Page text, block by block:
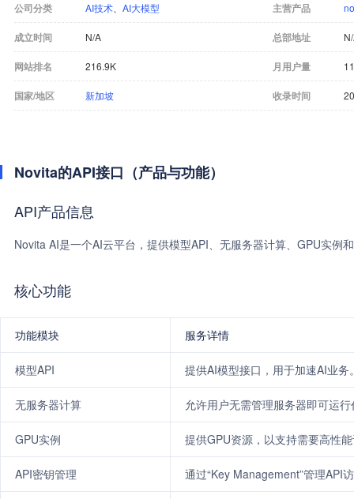
公司分类 AI技术 AI大模型 主营产品
成立时间 N/A 总部地址
网站排名 216.9K 月用户量
国家/地区 新加坡 收录时间
Novita的API接口（产品与功能）
API产品信息
Novita AI是一个AI云平台，提供模型API、无服务器计算、GPU实例
核心功能
功能模块 服务详情
模型API 提供AI模型接口，用于加速AI业务
无服务器计算 允许用户无需管理服务器即可运
GPU实例 提供GPU资源，以支持需要高性
API密钥管理 通过“Key Management”管理API